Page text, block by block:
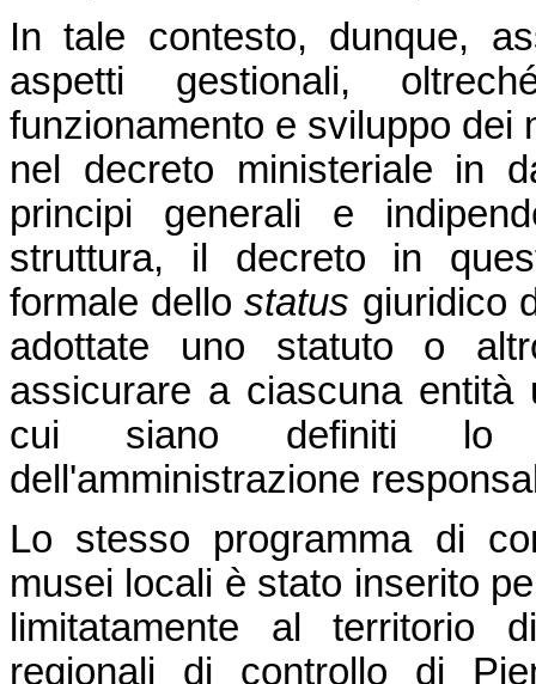
In tale contesto, dunque,
aspetti gestionali,
funzionamento e sviluppo dei
nel decreto ministeriale in
principi generali e
struttura, il decreto in
formale dellostatus giuridico
adottate uno statuto o
assicurare a ciascuna
cui siano definiti
dell'amministrazione
Lo stesso programma di
musei locali è stato inserito
limitatamente al territorio
regionali di controllo di